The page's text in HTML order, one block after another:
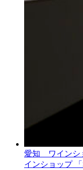
愛知 ワインシ
インショップ 「